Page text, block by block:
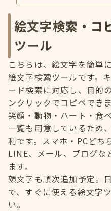
絵文字検索・コ
ツール
こちらは、絵文字を簡単
絵文字検索ツールです。
ード検索に対応し、目的
ンクリックでコピペできま
笑顔・動物・ハート・食
一覧も用意しているため
利です。スマホ・PCどち
LINE、メール、ブログな
ます。
顔文字も順次追加予定。
で、すぐに使える絵文字
い。